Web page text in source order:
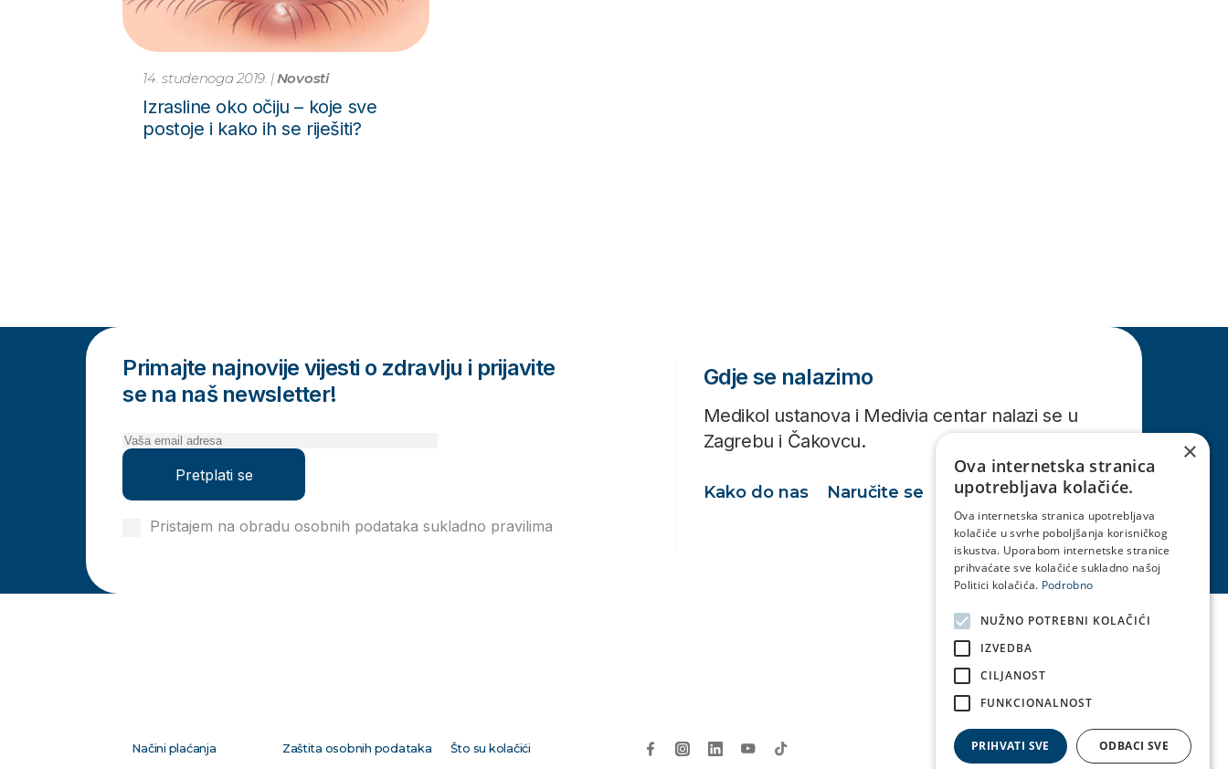
14. studenoga 2019. | Novosti
Izrasline oko očiju – koje sve
postoje i kako ih se riješiti?
Primajte najnovije vijesti o zdravlju i prijavite
se na naš newsletter!
Pretplati se
Pristajem na obradu osobnih podataka sukladno pravilima
Gdje se nalazimo
Medikol ustanova i Medivia centar nalazi se u
Zagrebu i Čakovcu.
Kako do nas Naručite se
Načini plaćanja Zaštita osobnih podataka Što su kolačići
×
Ova internetska stranica
upotrebljava kolačiće.
Ova internetska stranica upotrebljava
kolačiće u svrhe poboljšanja korisničkog
iskustva. Uporabom internetske stranice
prihvaćate sve kolačiće sukladno našoj
Politici kolačića. Podrobno
NUŽNO POTREBNI KOLAČIĆI
IZVEDBA
CILJANOST
FUNKCIONALNOST
PRIHVATI SVE ODBACI SVE